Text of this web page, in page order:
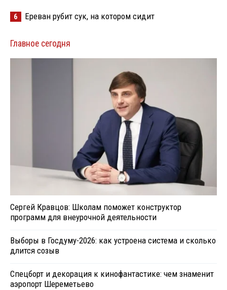
6 Ереван рубит сук, на котором сидит
Главное сегодня
Сергей Кравцов: Школам поможет конструктор
программ для внеурочной деятельности
Выборы в Госдуму-2026: как устроена система и сколько
длится созыв
Спецборт и декорация к кинофантастике: чем знаменит
аэропорт Шереметьево